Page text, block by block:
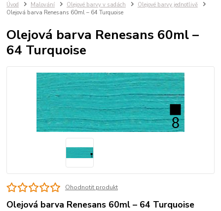
Úvod Malování Olejové barvy v sadách
Olejové barvy jednotlivě
Olejová barva Renesans 60ml – 64 Turquoise
Olejová barva Renesans 60ml –
64 Turquoise
Ohodnotit produkt
Olejová barva Renesans 60ml – 64 Turquoise